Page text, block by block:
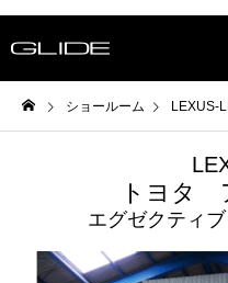
ショールーム LEXUS-
トヨタ
エグゼクティ